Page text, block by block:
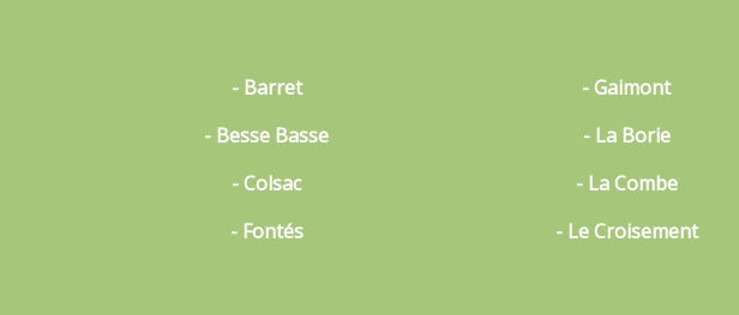
- Barret
- Besse Basse
- Colsac
- Fontés
- Gaimont
- La Borie
- La Combe
- Le Croisement